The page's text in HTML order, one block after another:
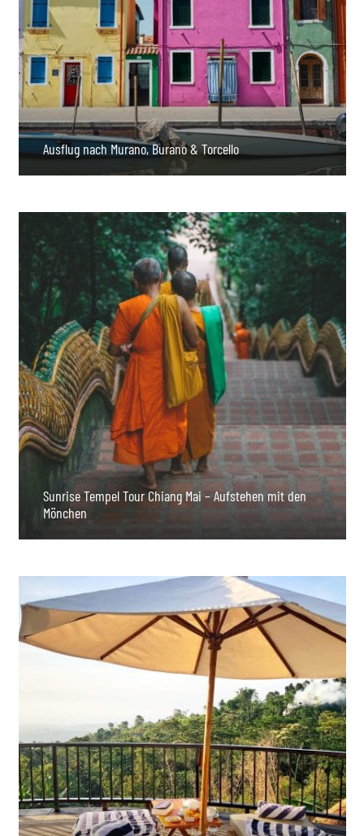
Ausflug nach Murano, Burano & Torcello
Sunrise Tempel Tour Chiang Mai – Aufstehen mit den
Mönchen